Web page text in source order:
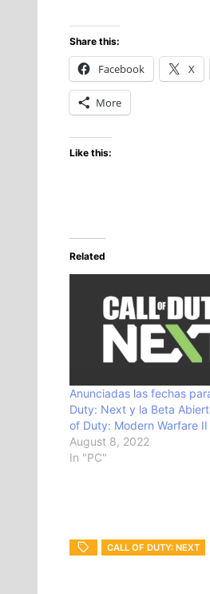
Share this:
Facebook X
More
Like this:
Related
Anunciadas las fechas
Duty: Next y la Beta
of Duty: Modern Warfare II
August 8, 2022
In "PC"
CALL OF DUTY: NEXT